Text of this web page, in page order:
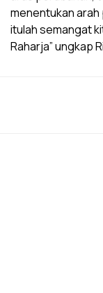
menentukan arah
itulah semangat
Raharja” ungkap